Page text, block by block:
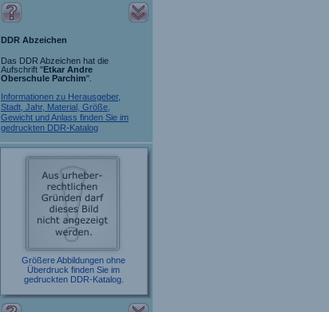
DDR Abzeichen
Das DDR Abzeichen hat die
Aufschrift "Etkar Andre
Oberschule Parchim".
Informationen zu Herausgeber,
Stadt, Jahr, Material, Größe,
Gewicht und Anlass finden Sie im
gedruckten DDR-Katalog
Größere Abbildungen ohne
Überdruck finden Sie im
gedruckten DDR-Katalog.